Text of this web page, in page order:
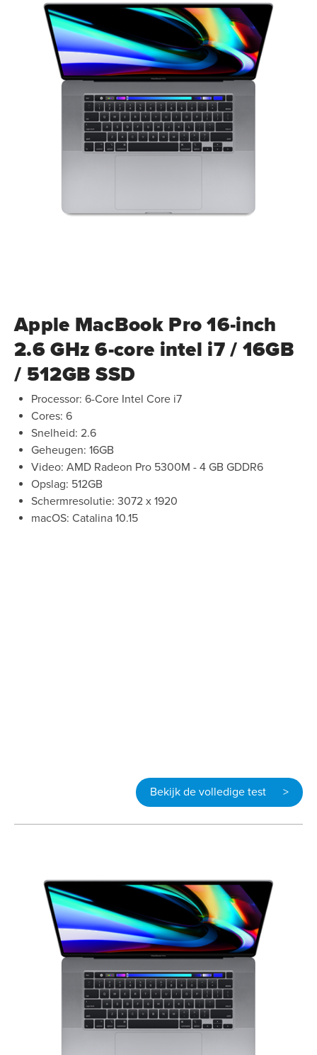
Apple MacBook Pro 16-inch
2.6 GHz 6-core intel i7 / 16GB
/ 512GB SSD
Processor: 6-Core Intel Core i7
Cores: 6
Snelheid: 2.6
Geheugen: 16GB
Video: AMD Radeon Pro 5300M - 4 GB GDDR6
Opslag: 512GB
Schermresolutie: 3072 x 1920
macOS: Catalina 10.15
Bekijk de volledige test >